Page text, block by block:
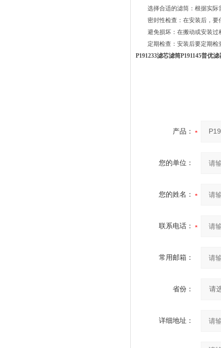
选择合适的滤筒：根据实际
密封性检查：在安装后，要
避免损坏：在搬动或安装过
定期检查：安装后要定期检
P191233滤芯滤筒P191145普优
产品：
您的单位：
您的姓名：
联系电话：
常用邮箱：
省份：
详细地址：